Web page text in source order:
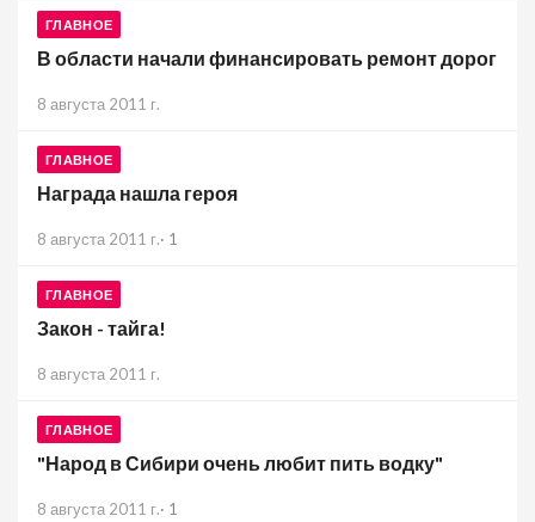
ГЛАВНОЕ
В области начали финансировать ремонт дорог
8 августа 2011 г.
ГЛАВНОЕ
Награда нашла героя
8 августа 2011 г.· 1
ГЛАВНОЕ
Закон - тайга!
8 августа 2011 г.
ГЛАВНОЕ
"Народ в Сибири очень любит пить водку"
8 августа 2011 г.· 1